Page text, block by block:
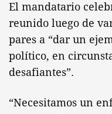
El mandatario
reunido luego de
pares a “dar un
político, en
desafiantes”.
“Necesitamos un